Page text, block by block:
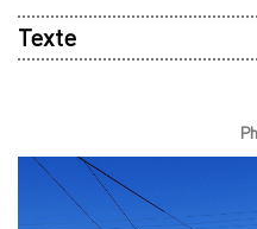
Texte